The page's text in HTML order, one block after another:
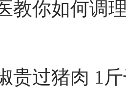
教你如何调
贵过猪肉 1